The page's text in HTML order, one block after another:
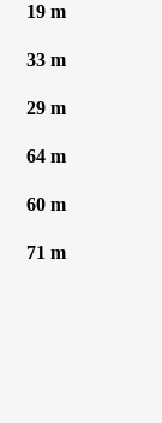
19 m
33 m
29 m
64 m
60 m
71 m